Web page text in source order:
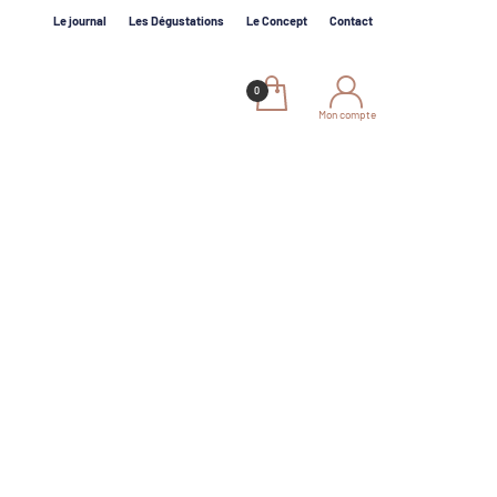
Le journal Les Dégustations Le Concept Contact
Mon compte